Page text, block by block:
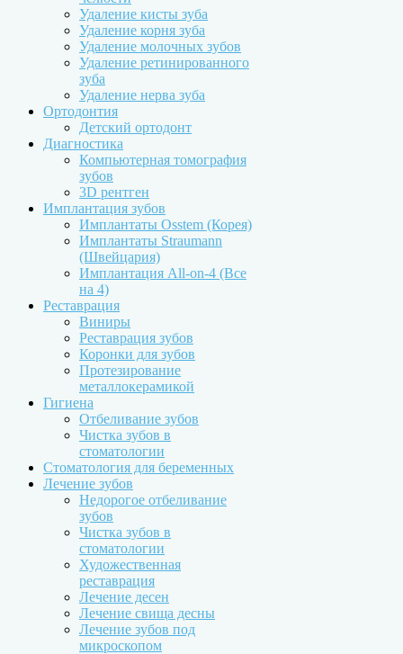
Удаление кисты зуба
Удаление корня зуба
Удаление молочных зубов
Удаление ретинированного
зуба
Удаление нерва зуба
Ортодонтия
Детский ортодонт
Диагностика
Компьютерная томография
зубов
3D рентген
Имплантация зубов
Имплантаты Osstem (Корея)
Имплантаты Straumann
(Швейцария)
Имплантация All-on-4 (Все
на 4)
Реставрация
Виниры
Реставрация зубов
Коронки для зубов
Протезирование
металлокерамикой
Гигиена
Отбеливание зубов
Чистка зубов в
стоматологии
Стоматология для беременных
Лечение зубов
Недорогое отбеливание
зубов
Чистка зубов в
стоматологии
Художественная
реставрация
Лечение десен
Лечение свища десны
Лечение зубов под
микроскопом